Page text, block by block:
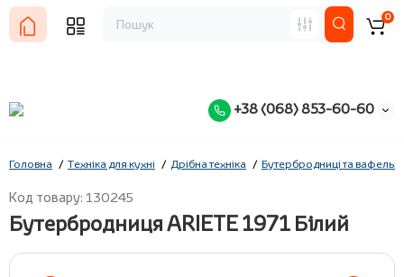
+38 (068) 853-60-60
0
Головна Техніка для кухні Дрібна техніка Бутербродниці та
Код товару: 130245
Бутербродниця ARIETE 1971 Білий